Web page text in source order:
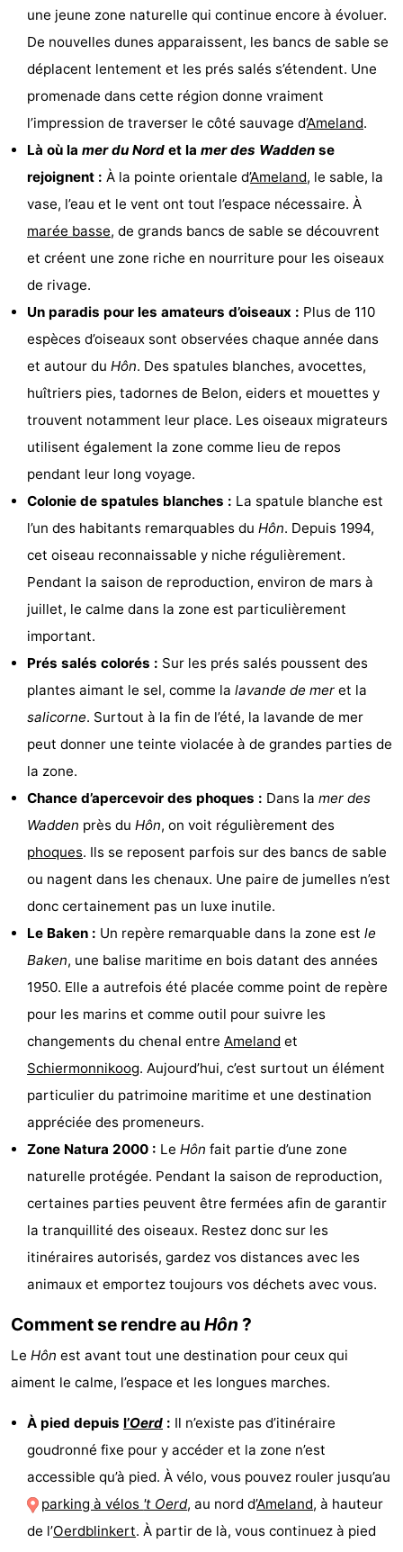
Églises
Points
vue
Attractions
Croisières
Terrains
jeux
de
golf
Visites
Faire
vélo
Équitation
Peche
Promenade
les
Observation
phoques
Événements
Forum
des
Adresses
Friesland
Leeuwarden
Îles
Frise
Terschelling
-
Vlieland
-
Texel
Météo
Contact
une jeune zone naturelle qui continue encore à évoluer.
De nouvelles dunes apparaissent, les bancs de sable se
déplacent lentement et les prés salés s’étendent. Une
promenade dans cette région donne vraiment
l’impression de traverser le côté sauvage d’Ameland.
Là où la mer du Nord et la mer des Wadden se
rejoignent : À la pointe orientale d’Ameland, le sable, la
vase, l’eau et le vent ont tout l’espace nécessaire. À
marée basse, de grands bancs de sable se découvrent
et créent une zone riche en nourriture pour les oiseaux
de rivage.
Un paradis pour les amateurs d’oiseaux : Plus de 110
espèces d’oiseaux sont observées chaque année dans
et autour du Hôn. Des spatules blanches, avocettes,
huîtriers pies, tadornes de Belon, eiders et mouettes y
trouvent notamment leur place. Les oiseaux migrateurs
utilisent également la zone comme lieu de repos
pendant leur long voyage.
Colonie de spatules blanches : La spatule blanche est
l’un des habitants remarquables du Hôn. Depuis 1994,
cet oiseau reconnaissable y niche régulièrement.
Pendant la saison de reproduction, environ de mars à
juillet, le calme dans la zone est particulièrement
important.
Prés salés colorés : Sur les prés salés poussent des
plantes aimant le sel, comme la lavande de mer et la
salicorne. Surtout à la fin de l’été, la lavande de mer
peut donner une teinte violacée à de grandes parties de
la zone.
Chance d’apercevoir des phoques : Dans la mer des
Wadden près du Hôn, on voit régulièrement des
phoques. Ils se reposent parfois sur des bancs de sable
ou nagent dans les chenaux. Une paire de jumelles n’est
donc certainement pas un luxe inutile.
Le Baken : Un repère remarquable dans la zone est le
Baken, une balise maritime en bois datant des années
1950. Elle a autrefois été placée comme point de repère
pour les marins et comme outil pour suivre les
changements du chenal entre Ameland et
Schiermonnikoog. Aujourd’hui, c’est surtout un élément
particulier du patrimoine maritime et une destination
appréciée des promeneurs.
Zone Natura 2000 : Le Hôn fait partie d’une zone
naturelle protégée. Pendant la saison de reproduction,
certaines parties peuvent être fermées afin de garantir
la tranquillité des oiseaux. Restez donc sur les
itinéraires autorisés, gardez vos distances avec les
animaux et emportez toujours vos déchets avec vous.
Comment se rendre au Hôn ?
Le Hôn est avant tout une destination pour ceux qui
aiment le calme, l’espace et les longues marches.
À pied depuis l’Oerd : Il n’existe pas d’itinéraire
goudronné fixe pour y accéder et la zone n’est
accessible qu’à pied. À vélo, vous pouvez rouler jusqu’au
parking à vélos 't Oerd, au nord d’Ameland, à hauteur
de l’Oerdblinkert. À partir de là, vous continuez à pied